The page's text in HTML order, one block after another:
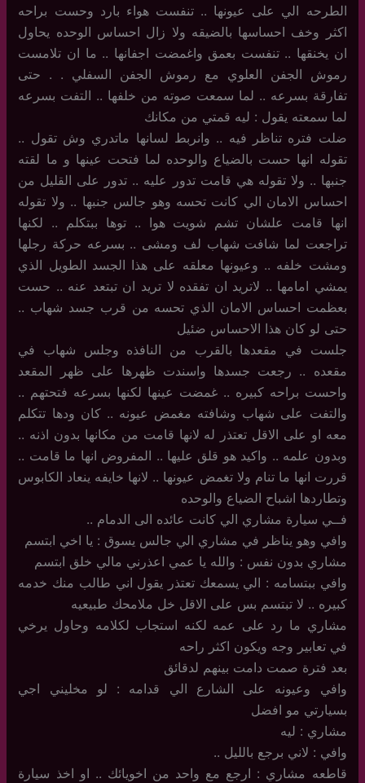
الطرحه الي على عيونها .. تنفست هواء بارد وحست براحه
اكثر وخف احساسها بالضيقه ولا زال احساس الوحده يحاول
ان يخنقها .. تنفست بعمق واغمضت اجفانها .. ما ان تلامست
رموش الجفن العلوي مع رموش الجفن السفلي . . حتى
تفارقة بسرعه .. لما سمعت صوته من خلفها .. التفت بسرعه
لما سمعته يقول : ليه قمتي من مكانك
ضلت فتره تناظر فيه .. وانربط لسانها ماتدري وش تقول ..
تقوله انها حست بالضياع والوحده لما فتحت عينها و ما لقته
جنبها .. ولا تقوله هي قامت تدور عليه .. تدور على القليل من
احساس الامان الي كانت تحسه وهو جالس جنبها .. ولا تقوله
انها قامت علشان تشم شويت هوا .. توها ببتكلم .. لكنها
تراجعت لما شافت شهاب لف ومشى .. بسرعه حركة رجلها
ومشت خلفه .. وعيونها معلقه على هذا الجسد الطويل الذي
يمشي امامها .. لاتريد ان تفقده لا تريد ان تبتعد عنه .. حست
بعظمت احساس الامان الذي تحسه من قرب جسد شهاب ..
حتى لو كان هذا الاحساس ضئيل
جلست في مقعدها بالقرب من النافذه وجلس شهاب في
مقعده .. رجعت جسدها واسندت ظهرها على ظهر المقعد
واحست براحه كبيره .. غمضت عينها لكنها بسرعه فتحتهم ..
والتفت على شهاب وشافته مغمض عيونه .. كان ودها تتكلم
معه او على الاقل تعتذر له لانها قامت من مكانها بدون اذنه ..
وبدون علمه .. واكيد هو قلق عليها .. المفروض انها ما قامت ..
قررت انها ما تنام ولا تغمض عيونها .. لانها خايفه ينعاد الكابوس
وتطاردها اشباح الضياع والوحده
فــي سيارة مشاري الي كانت عائده الى الدمام ..
وافي وهو يناظر في مشاري الي جالس يسوق : يا اخي ابتسم
مشاري بدون نفس : والله يا عمي اعذرني مالي خلق ابتسم
وافي ببتسامه : الي يسمعك تعتذر يقول اني طالب منك خدمه
كبيره .. لا تبتسم بس على الاقل خل ملامحك طبيعيه
مشاري ما رد على عمه لكنه استجاب لكلامه وحاول يرخي
في تعابير وجه ويكون اكثر راحه
بعد فترة صمت دامت بينهم لدقائق
وافي وعيونه على الشارع الي قدامه : لو مخليني اجي
بسيارتي مو افضل
مشاري : ليه
وافي : لاني برجع بالليل ..
قاطعه مشاري : ارجع مع واحد من اخويائك .. او اخذ سيارة